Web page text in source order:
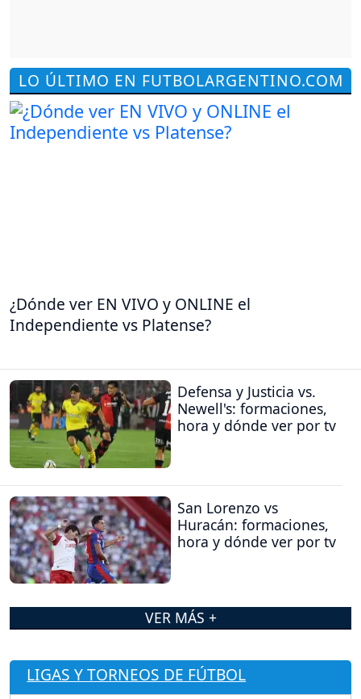
LO ÚLTIMO EN FUTBOLARGENTINO.COM
¿Dónde ver EN VIVO y ONLINE el
Independiente vs Platense?
Defensa y Justicia vs.
Newell's: formaciones,
hora y dónde ver por tv
San Lorenzo vs
Huracán: formaciones,
hora y dónde ver por tv
VER MÁS +
LIGAS Y TORNEOS DE FÚTBOL